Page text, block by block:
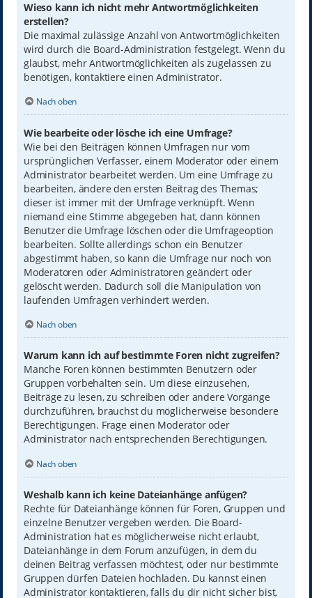
Wieso kann ich nicht mehr Antwortmöglichkeiten
erstellen?
Die maximal zulässige Anzahl von Antwortmöglichkeiten
wird durch die Board-Administration festgelegt. Wenn du
glaubst, mehr Antwortmöglichkeiten als zugelassen zu
benötigen, kontaktiere einen Administrator.
Nach oben
Wie bearbeite oder lösche ich eine Umfrage?
Wie bei den Beiträgen können Umfragen nur vom
ursprünglichen Verfasser, einem Moderator oder einem
Administrator bearbeitet werden. Um eine Umfrage zu
bearbeiten, ändere den ersten Beitrag des Themas;
dieser ist immer mit der Umfrage verknüpft. Wenn
niemand eine Stimme abgegeben hat, dann können
Benutzer die Umfrage löschen oder die Umfrageoption
bearbeiten. Sollte allerdings schon ein Benutzer
abgestimmt haben, so kann die Umfrage nur noch von
Moderatoren oder Administratoren geändert oder
gelöscht werden. Dadurch soll die Manipulation von
laufenden Umfragen verhindert werden.
Nach oben
Warum kann ich auf bestimmte Foren nicht zugreifen?
Manche Foren können bestimmten Benutzern oder
Gruppen vorbehalten sein. Um diese einzusehen,
Beiträge zu lesen, zu schreiben oder andere Vorgänge
durchzuführen, brauchst du möglicherweise besondere
Berechtigungen. Frage einen Moderator oder
Administrator nach entsprechenden Berechtigungen.
Nach oben
Weshalb kann ich keine Dateianhänge anfügen?
Rechte für Dateianhänge können für Foren, Gruppen und
einzelne Benutzer vergeben werden. Die Board-
Administration hat es möglicherweise nicht erlaubt,
Dateianhänge in dem Forum anzufügen, in dem du
deinen Beitrag verfassen möchtest, oder nur bestimmte
Gruppen dürfen Dateien hochladen. Du kannst einen
Administrator kontaktieren, falls du dir nicht sicher bist,